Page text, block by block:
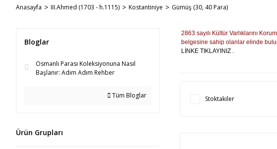
Anasayfa III.Ahmed (1703 - h.1115) Kostantiniye Gümüş (30, 40 Para)
Bloglar
Osmanlı Parası Koleksiyonuna Nasıl
Başlanır: Adım Adım Rehber
Tüm Bloglar
Ürün Grupları
2863 sayılı Kültür Varlıklarını
belgesine sahip olanlar elinde
LİNKE TIKLAYINIZ .
Stoktakiler